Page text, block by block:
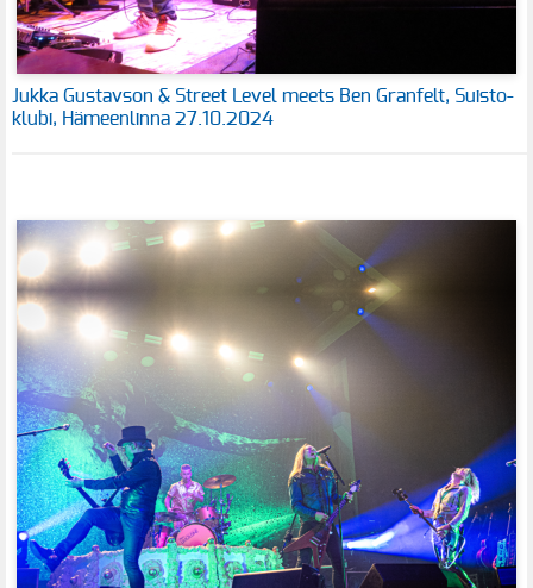
Jukka Gustavson & Street Level meets Ben Granfelt, Suisto-
klubi, Hämeenlinna 27.10.2024